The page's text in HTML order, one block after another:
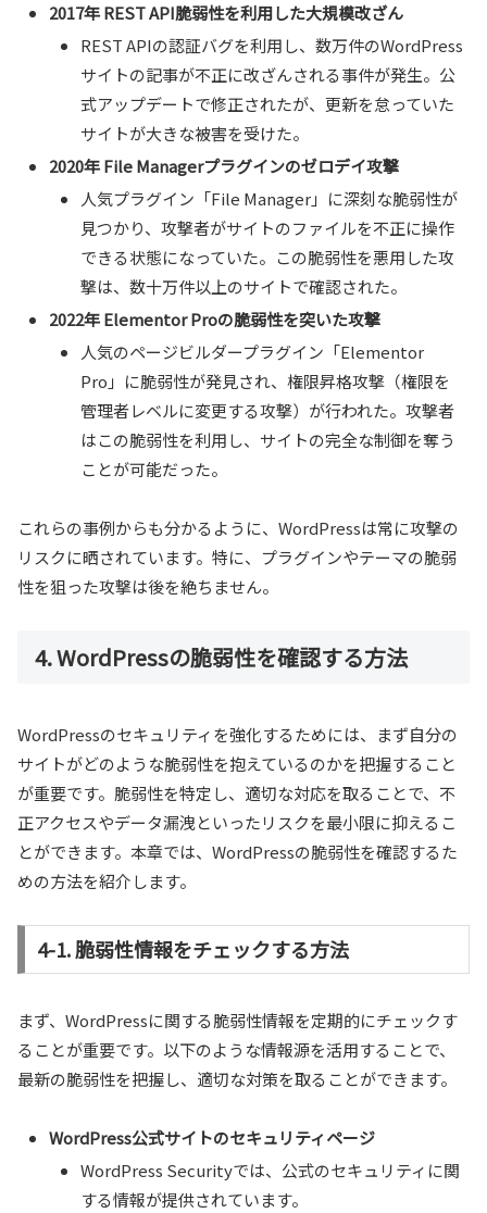
2017年 REST API脆弱性を利用した大規模改ざん
REST APIの認証バグを利用し、数万件のWordPress
サイトの記事が不正に改ざんされる事件が発生。公
式アップデートで修正されたが、更新を怠っていた
サイトが大きな被害を受けた。
2020年 File Managerプラグインのゼロデイ攻撃
人気プラグイン「File Manager」に深刻な脆弱性が
見つかり、攻撃者がサイトのファイルを不正に操作
できる状態になっていた。この脆弱性を悪用した攻
撃は、数十万件以上のサイトで確認された。
2022年 Elementor Proの脆弱性を突いた攻撃
人気のページビルダープラグイン「Elementor
Pro」に脆弱性が発見され、権限昇格攻撃（権限を
管理者レベルに変更する攻撃）が行われた。攻撃者
はこの脆弱性を利用し、サイトの完全な制御を奪う
ことが可能だった。
これらの事例からも分かるように、WordPressは常に攻撃の
リスクに晒されています。特に、プラグインやテーマの脆弱
性を狙った攻撃は後を絶ちません。
4. WordPressの脆弱性を確認する方法
WordPressのセキュリティを強化するためには、まず自分の
サイトがどのような脆弱性を抱えているのかを把握すること
が重要です。脆弱性を特定し、適切な対応を取ることで、不
正アクセスやデータ漏洩といったリスクを最小限に抑えるこ
とができます。本章では、WordPressの脆弱性を確認するた
めの方法を紹介します。
4-1. 脆弱性情報をチェックする方法
まず、WordPressに関する脆弱性情報を定期的にチェックす
ることが重要です。以下のような情報源を活用することで、
最新の脆弱性を把握し、適切な対策を取ることができます。
WordPress公式サイトのセキュリティページ
WordPress Securityでは、公式のセキュリティに関
する情報が提供されています。